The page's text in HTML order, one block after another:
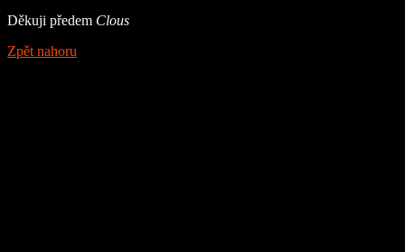
Děkuji předem Clous
Zpět nahoru